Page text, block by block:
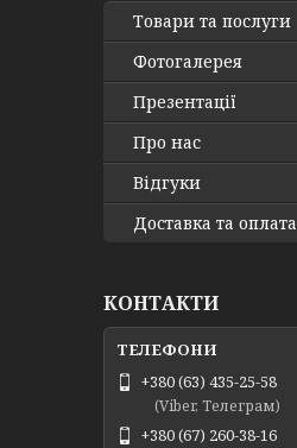
Товари та послуги
Фотогалерея
Презентації
Про нас
Відгуки
Доставка та оплата
КОНТАКТИ
+380 (63) 435-25-58
(Viber, Телеграм)
+380 (67) 260-38-16